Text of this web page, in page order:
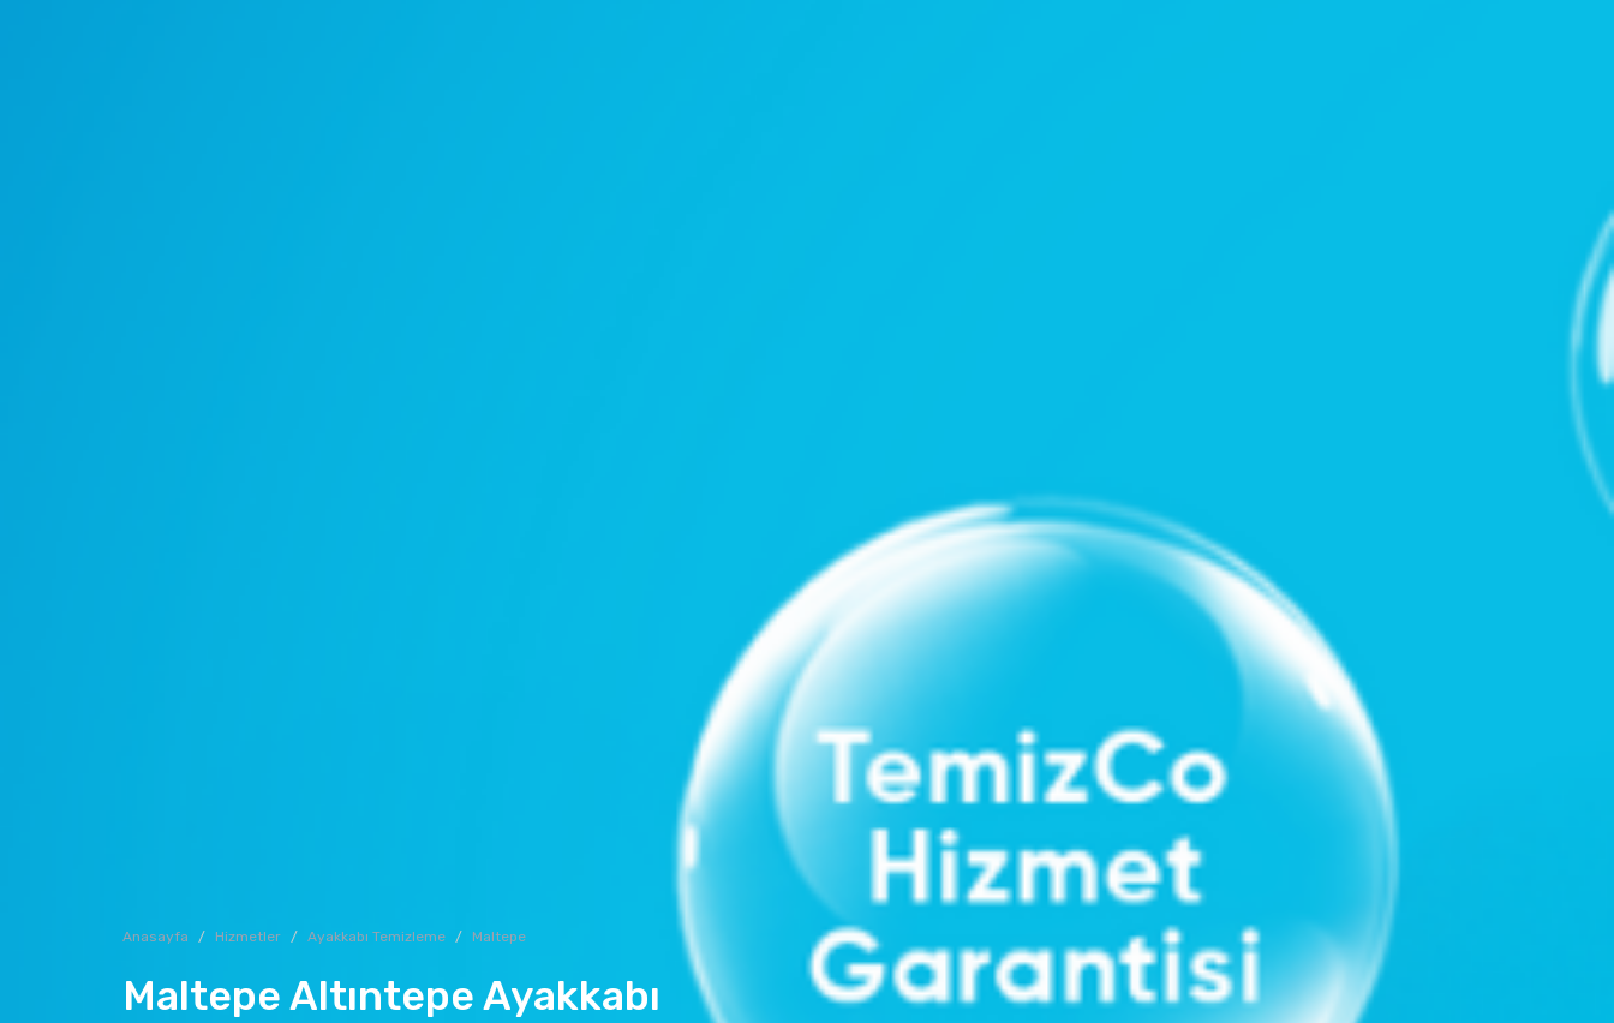
Anasayfa Hizmetler Ayakkabı Temizleme Maltepe
Maltepe Altıntepe Ayakkabı